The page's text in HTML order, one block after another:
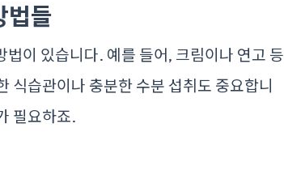
법들
이 있습니다. 예를 들어, 크림이나 연고 등
식습관이나 충분한 수분 섭취도 중요합니
필요하죠.